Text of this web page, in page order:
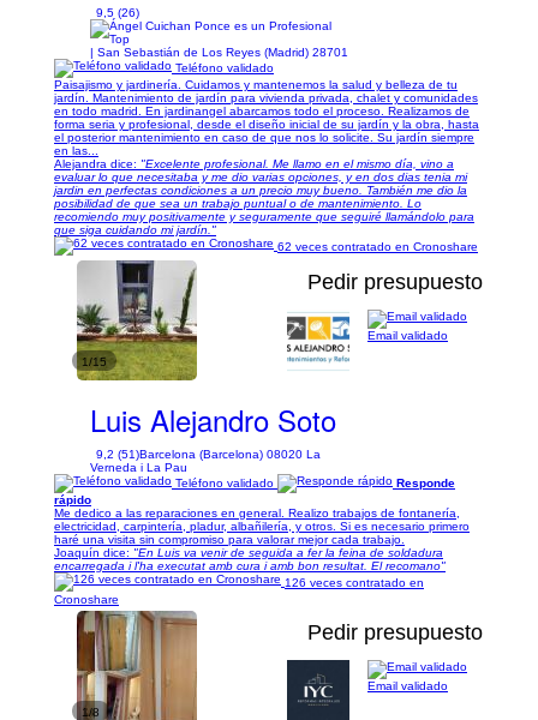
9,5 (26)
| San Sebastián de Los Reyes (Madrid) 28701
Teléfono validado
Paisajismo y jardinería. Cuidamos y mantenemos la salud y belleza de tu
jardín. Mantenimiento de jardín para vivienda privada, chalet y comunidades
en todo madrid. En jardinangel abarcamos todo el proceso. Realizamos de
forma seria y profesional, desde el diseño inicial de su jardín y la obra, hasta
el posterior mantenimiento en caso de que nos lo solicite. Su jardín siempre
en las...
Alejandra dice: "Excelente profesional. Me llamo en el mismo día, vino a
evaluar lo que necesitaba y me dio varias opciones, y en dos dias tenia mi
jardin en perfectas condiciones a un precio muy bueno. También me dio la
posibilidad de que sea un trabajo puntual o de mantenimiento. Lo
recomiendo muy positivamente y seguramente que seguiré llamándolo para
que siga cuidando mi jardín."
62 veces contratado en Cronoshare
1/15
Pedir presupuesto
Luis Alejandro Soto
9,2 (51)Barcelona (Barcelona) 08020 La
Verneda i La Pau
Email validado
Teléfono validado
Responde
rápido
Me dedico a las reparaciones en general. Realizo trabajos de fontanería,
electricidad, carpintería, pladur, albañilería, y otros. Si es necesario primero
haré una visita sin compromiso para valorar mejor cada trabajo.
Joaquín dice: "En Luis va venir de seguida a fer la feina de soldadura
encarregada i l'ha executat amb cura i amb bon resultat. El recomano"
126 veces contratado en
Cronoshare
1/8
Pedir presupuesto
Email validado